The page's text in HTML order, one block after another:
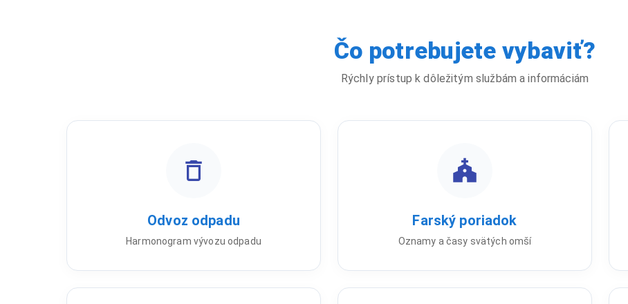
Čo potrebujete vybaviť?
Rýchly prístup k dôležitým službám a informáciám
Odvoz odpadu
Harmonogram vývozu odpadu
Farský poriadok
Oznamy a časy svätých omší